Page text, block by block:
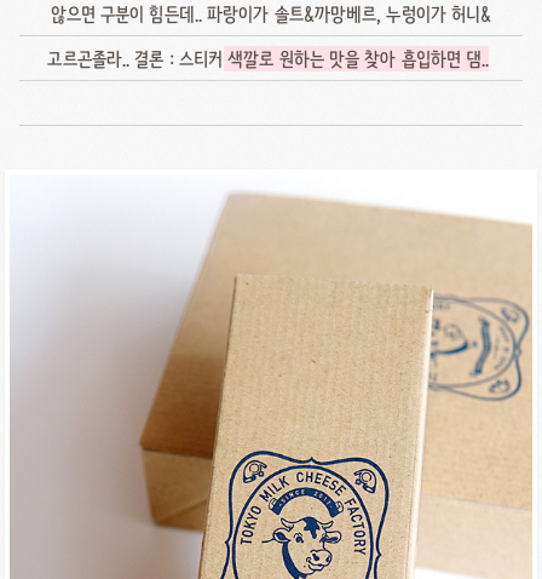
않으면 구분이 힘든데.. 파랑이가 솔트&까망베르, 누렁이가 허니&
고르곤졸라.. 결론 : 스티커색깔로 원하는 맛을 찾아 흡입하면 댐..